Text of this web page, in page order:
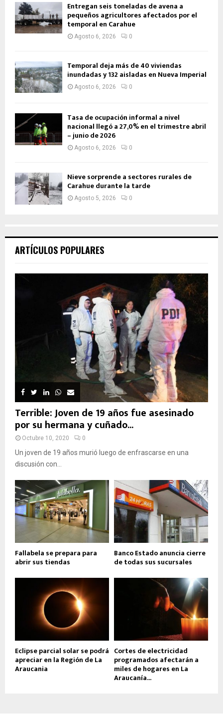
Entregan seis toneladas de avena a
pequeños agricultores afectados por el
temporal en Carahue
Agosto 6, 2026 0
Temporal deja más de 40 viviendas
inundadas y 132 aisladas en Nueva Imperial
Agosto 6, 2026 0
Tasa de ocupación informal a nivel
nacional llegó a 27,0% en el trimestre abril
– junio de 2026
Agosto 6, 2026 0
Nieve sorprende a sectores rurales de
Carahue durante la tarde
Agosto 5, 2026 0
ARTÍCULOS POPULARES
Terrible: Joven de 19 años fue asesinado
por su hermana y cuñado...
Octubre 10, 2020 0
Un joven de 19 años murió luego de enfrascarse en una
discusión con...
Fallabela se prepara para
abrir sus tiendas
Banco Estado anuncia cierre
de todas sus sucursales
Eclipse parcial solar se podrá
apreciar en la Región de La
Araucania
Cortes de electricidad
programados afectarán a
miles de hogares en La
Araucanía...